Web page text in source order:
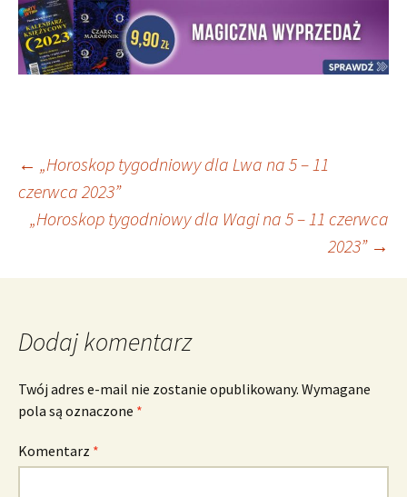
Nawigacja
wpisu
← „Horoskop tygodniowy dla Lwa na 5 – 11
czerwca 2023”
„Horoskop tygodniowy dla Wagi na 5 – 11 czerwca
2023” →
Dodaj komentarz
Twój adres e-mail nie zostanie opublikowany. Wymagane
pola są oznaczone *
Komentarz *